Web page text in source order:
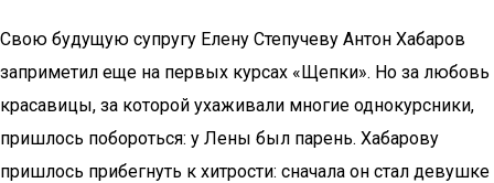
Свою будущую супругу Елену Степучеву Антон Хабаров
заприметил еще на первых курсах «Щепки». Но за любовь
красавицы, за которой ухаживали многие однокурсники,
пришлось побороться: у Лены был парень. Хабарову
пришлось прибегнуть к хитрости: сначала он стал девушке